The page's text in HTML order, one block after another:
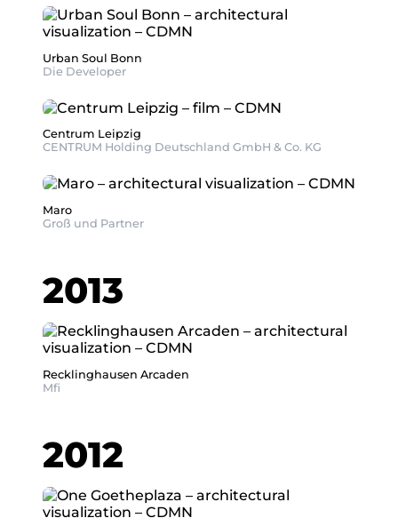
Urban Soul Bonn
Die Developer
Centrum Leipzig
CENTRUM Holding Deutschland GmbH & Co. KG
Maro
Groß und Partner
2013
Recklinghausen Arcaden
Mfi
2012